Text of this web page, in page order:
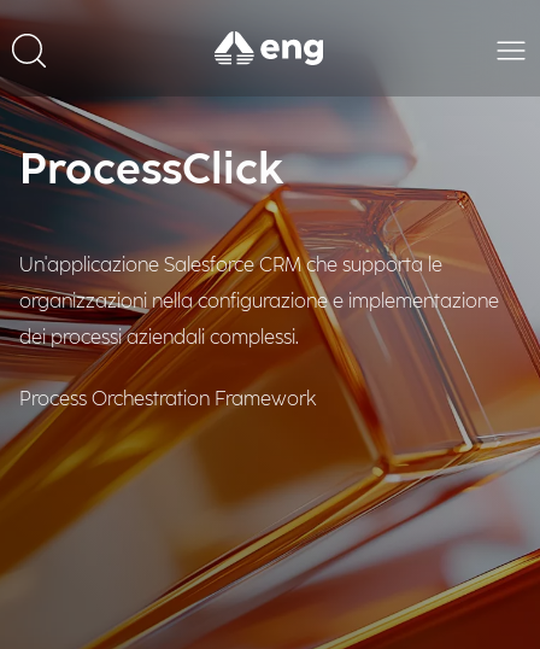
ProcessClick
Un'applicazione Salesforce CRM che supporta le
organizzazioni nella configurazione e implementazione
dei processi aziendali complessi.
Process Orchestration Framework